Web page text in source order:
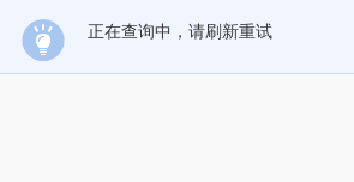
正在查询中，请刷新重试